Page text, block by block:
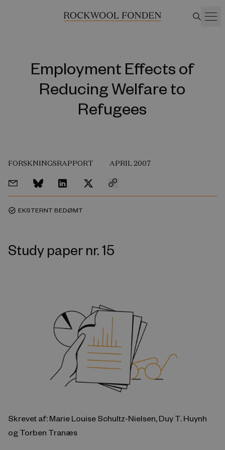
Employment Effects of
Reducing Welfare to
Refugees
FORSKNINGSRAPPORT APRIL 2007
task_alt EKSTERNT BEDØMT
Study paper nr. 15
Skrevet af: Marie Louise Schultz-Nielsen, Duy T. Huynh
og Torben Tranæs